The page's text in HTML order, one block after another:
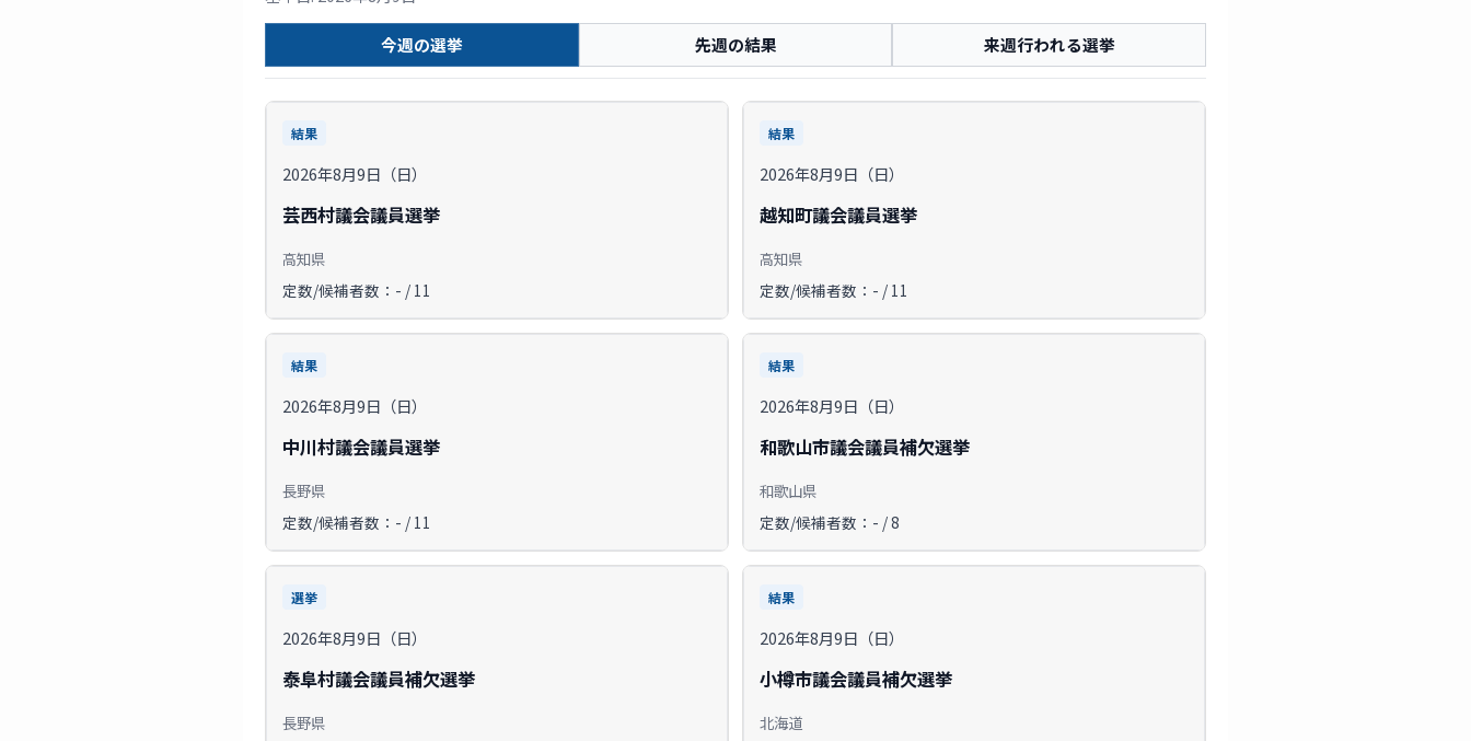
今週の選挙 先週の結果 来週行われる選挙
結果
2026年8月9日（日）
芸西村議会議員選挙
高知県
定数/候補者数：- / 11
結果
2026年8月9日（日）
越知町議会議員選挙
高知県
定数/候補者数：- / 11
結果
2026年8月9日（日）
中川村議会議員選挙
長野県
定数/候補者数：- / 11
結果
2026年8月9日（日）
和歌山市議会議員補欠選挙
和歌山県
定数/候補者数：- / 8
選挙
2026年8月9日（日）
泰阜村議会議員補欠選挙
長野県
結果
2026年8月9日（日）
小樽市議会議員補欠選挙
北海道